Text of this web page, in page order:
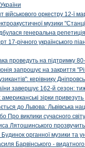
оркестру 12-ї
музики
генеральна
17-річного українського
проведуть на підтримку
запрошує на закриття
керівнику
завершує 162-й сезон:
зірки
до Львова: Львівська
Про виклики сучасного світу
Лятошинського
органної музики та
Барвінського -